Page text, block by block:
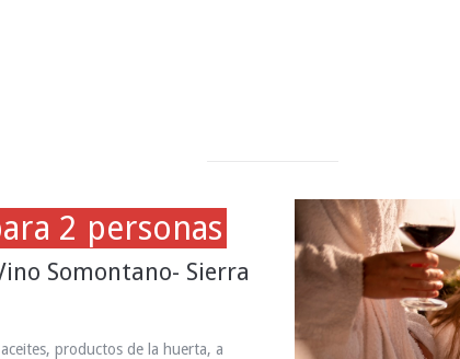
2 personas
Somontano- Sierra
productos de la huerta, a